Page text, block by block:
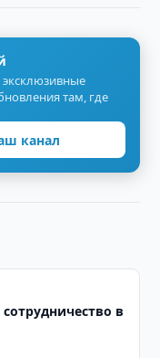
там, где
канал
в